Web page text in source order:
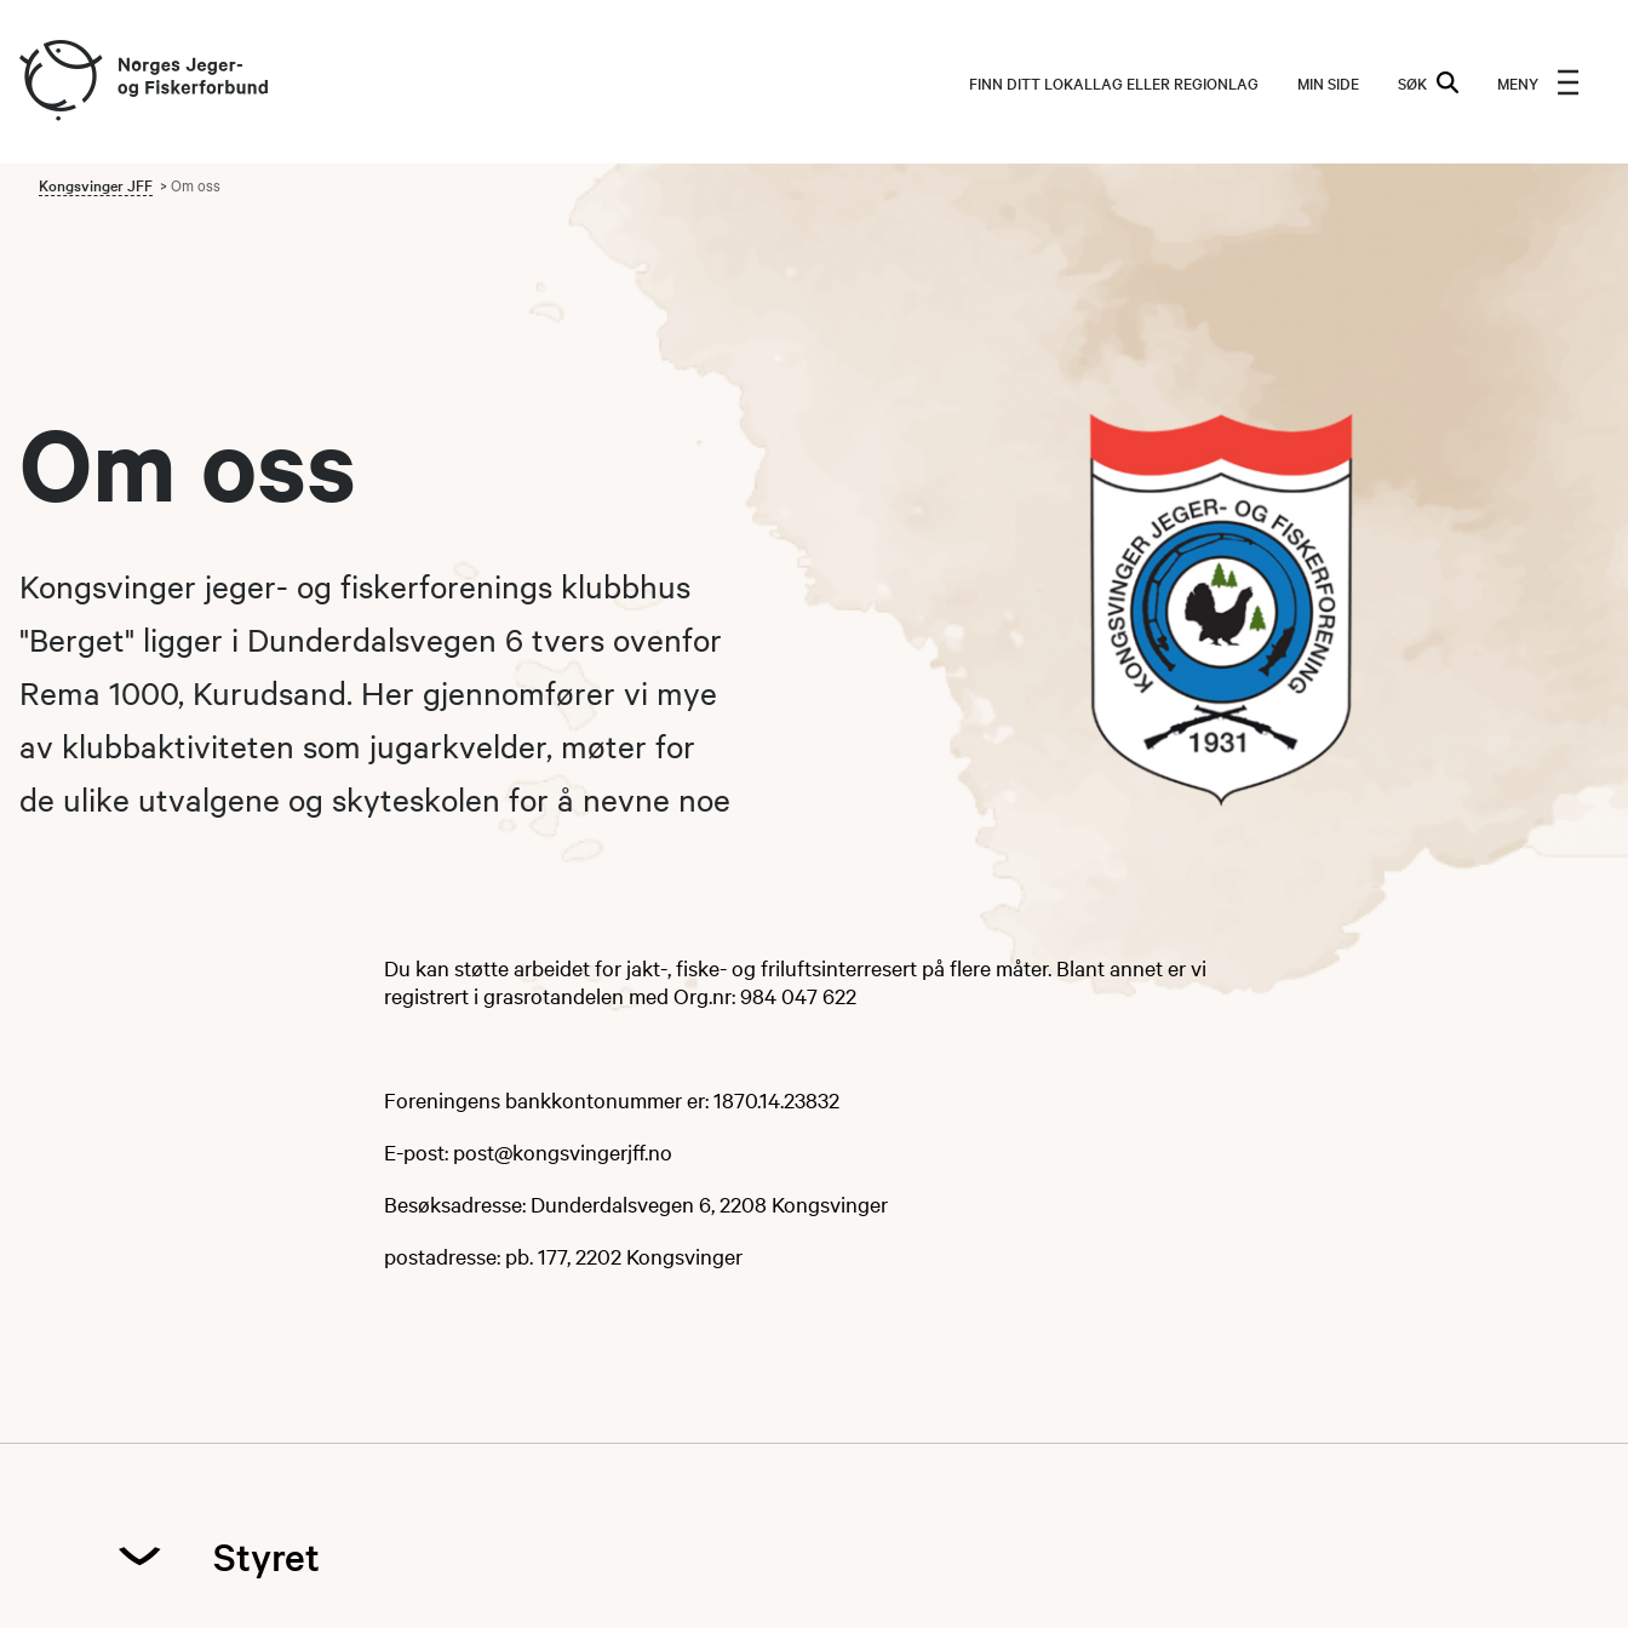
FINN DITT LOKALLAG ELLER REGIONLAG MIN SIDE SØK MENY
Kongsvinger JFF Om oss
Om oss
​​​​​​Kongsvinger jeger- og fiskerforenings klubbhus
"Berget" ligger i Dunderdalsvegen 6 tvers ovenfor
Rema 1000, Kurudsand. Her gjennomfører vi mye
av klubbaktiviteten som jugarkvelder, møter for
de ulike utvalgene og skyteskolen for å nevne noe
Du kan støtte arbeidet for jakt-, fiske- og friluftsinterresert på flere måter. Blant annet er vi
registrert i grasrotandelen med Org.nr: 984 047 622
Foreningens bankkontonummer er: 1870.14.23832
E-post: post@kongsvingerjff.no
Besøksadresse: Dunderdalsvegen 6, 2208 Kongsvinger
postadresse: pb. 177, 2202 Kongsvinger
Styret